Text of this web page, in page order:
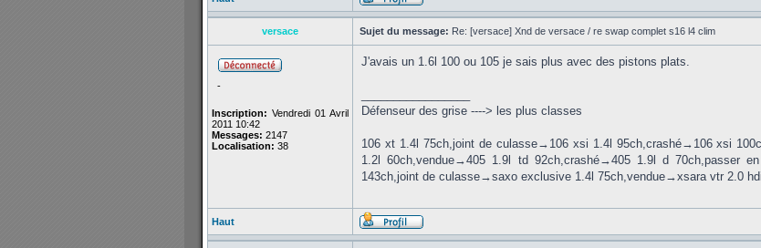
versace Sujet du message: Re: [versace] Xnd de versace / re swap complet s16 l4 clim
-
Inscription: Vendredi 01 Avril
2011 10:42
Messages: 2147
Localisation: 38
J'avais un 1.6l 100 ou 105 je sais plus avec des pistons plats.
Défenseur des grise ----> les plus classes
106 xt 1.4l 75ch,joint de culasse→106 xsi 1.4l 95ch,crashé→106 xsi
1.2l 60ch,vendue→405 1.9l td 92ch,crashé→405 1.9l d 70ch,passer
143ch,joint de culasse→saxo exclusive 1.4l 75ch,vendue→xsara vtr 2.0
Haut